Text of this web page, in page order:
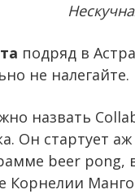
подряд в
не налегайте.
назвать
Он стартует
beer
Корнелии